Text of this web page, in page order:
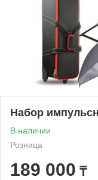
Набор
В наличии
Розница
189 000 ₸